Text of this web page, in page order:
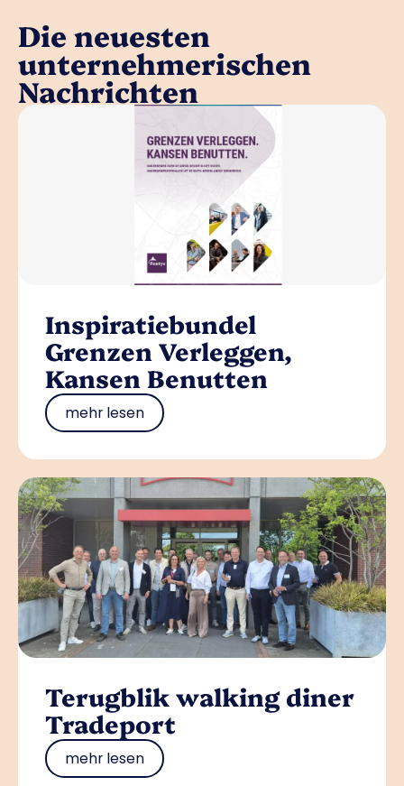
Die neuesten
unternehmerischen
Nachrichten
Inspiratiebundel
Grenzen Verleggen,
Kansen Benutten
mehr lesen
Terugblik walking diner
Tradeport
mehr lesen